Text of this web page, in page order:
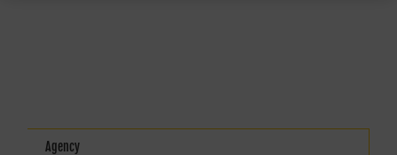
Agency